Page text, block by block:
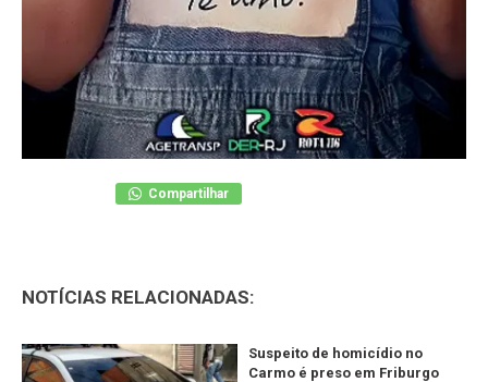
Compartilhar
NOTÍCIAS RELACIONADAS:
Suspeito de homicídio no
Carmo é preso em Friburgo